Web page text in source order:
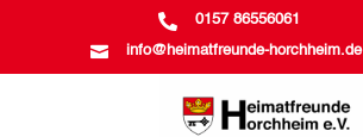
 0157 86556061
 info@heimatfreunde-horchheim.de